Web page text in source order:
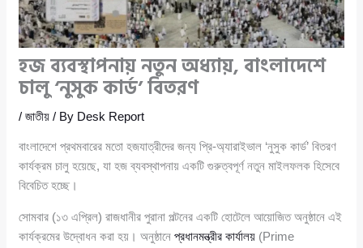
হজ ব্যবস্থাপনায় নতুন অধ্যায়, বাংলাদেশে
চালু ‘নুসুক কার্ড’ বিতরণ
/জাতীয় / By Desk Report
বাংলাদেশে প্রথমবারের মতো হজযাত্রীদের জন্য প্রি-অ্যারাইভাল ‘নুসুক কার্ড’ বিতরণ
কার্যক্রম চালু হয়েছে, যা হজ ব্যবস্থাপনায় একটি গুরুত্বপূর্ণ নতুন মাইলফলক হিসেবে
বিবেচিত হচ্ছে।
সোমবার (১৩ এপ্রিল) রাজধানীর পুরানা পল্টনের একটি হোটেলে আয়োজিত অনুষ্ঠানে এই
কার্যক্রমের উদ্বোধন করা হয়। অনুষ্ঠানেপ্রধানমন্ত্রীর কার্যালয় (Prime